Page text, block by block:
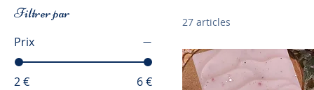
Filtrer par
Prix
2 € 6 €
27 articles